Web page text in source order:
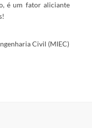
é um fator aliciante
Civil (MIEC)